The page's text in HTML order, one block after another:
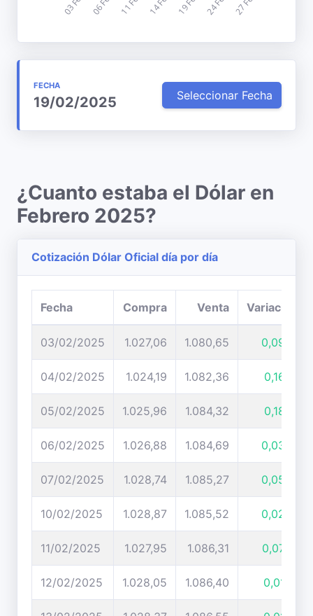
FECHA
19/02/2025 Seleccionar Fecha
¿Cuanto estaba el Dólar en
Febrero 2025?
Cotización Dólar Oficial día por día
Fecha Compra Venta Variación
03/02/2025 1.027,06 1.080,65 0,09%
04/02/2025 1.024,19 1.082,36 0,16%
05/02/2025 1.025,96 1.084,32 0,18%
06/02/2025 1.026,88 1.084,69 0,03%
07/02/2025 1.028,74 1.085,27 0,05%
10/02/2025 1.028,87 1.085,52 0,02%
11/02/2025 1.027,95 1.086,31 0,07%
12/02/2025 1.028,05 1.086,40 0,01%